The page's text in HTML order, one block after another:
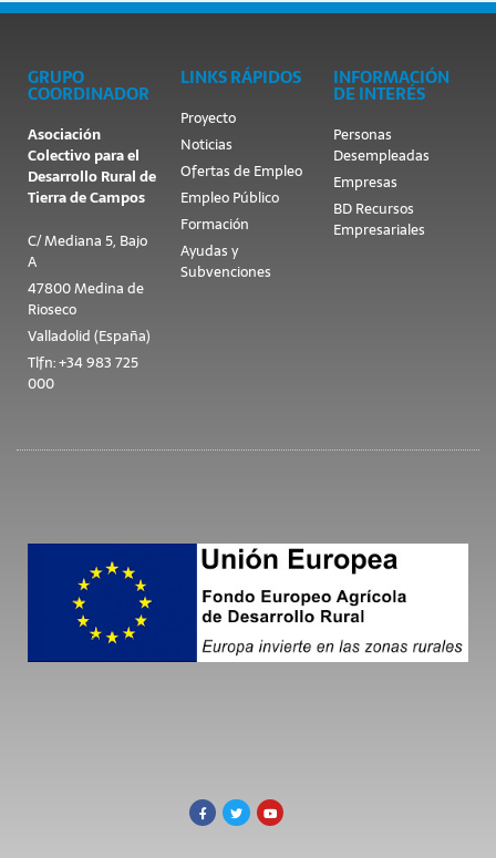
GRUPO
COORDINADOR
Asociación
Colectivo para el
Desarrollo Rural de
Tierra de Campos
C/ Mediana 5, Bajo
A
47800 Medina de
Rioseco
Valladolid (España)
Tlfn: +34 983 725
000
LINKS RÁPIDOS
Proyecto
Noticias
Ofertas de Empleo
Empleo Público
Formación
Ayudas y
Subvenciones
INFORMACIÓN
DE INTERÉS
Personas
Desempleadas
Empresas
BD Recursos
Empresariales